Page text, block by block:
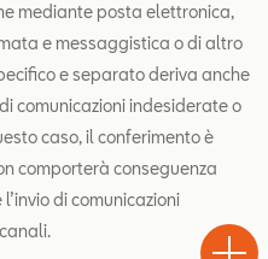
mediante posta elettronica,
e messaggistica o di altro
e separato deriva anche
comunicazioni indesiderate o
caso, il conferimento è
comporterà conseguenza
di comunicazioni
Drive
Chiama